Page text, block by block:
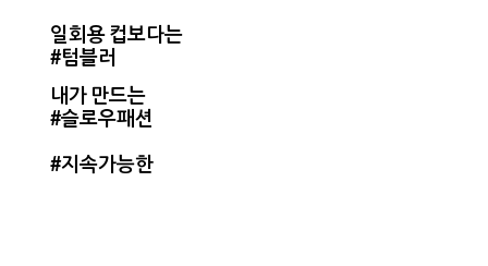
일회용 컵보다는
#텀블러
내가 만드는
#슬로우패션
#지속가능한